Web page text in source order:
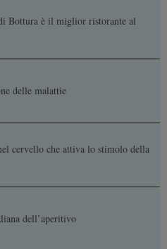
Bottura è il miglior ristorante al
delle malattie
cervello che attiva lo stimolo della
dell’aperitivo